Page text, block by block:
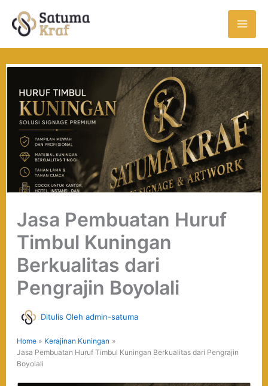
Jasa Pembuatan Huruf
Timbul Kuningan
Berkualitas dari
Pengrajin Boyolali
Ditulis Oleh admin-satuma
Home
Kerajinan Kuningan
Jasa Pembuatan Huruf Timbul Kuningan Berkualitas dari Pengrajin
Boyolali